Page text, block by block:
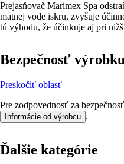
Prejasňovač Marimex Spa
matnej vode iskru, zvyšuje
tú výhodu, že účinkuje aj pri
Bezpečnosť výrobku
Preskočiť oblasť
Pre zodpovednosť za
Informácie od výrobcu .
Ďalšie kategórie